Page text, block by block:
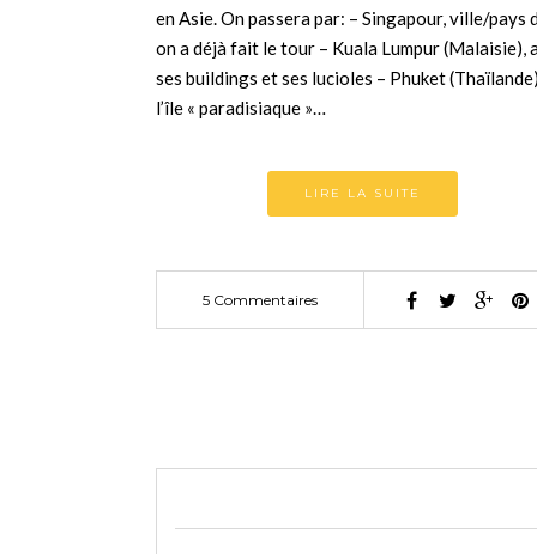
en Asie. On passera par: – Singapour, ville/pays
on a déjà fait le tour – Kuala Lumpur (Malaisie),
ses buildings et ses lucioles – Phuket
l’île « paradisiaque »…
LIRE LA SUITE
5 Commentaires